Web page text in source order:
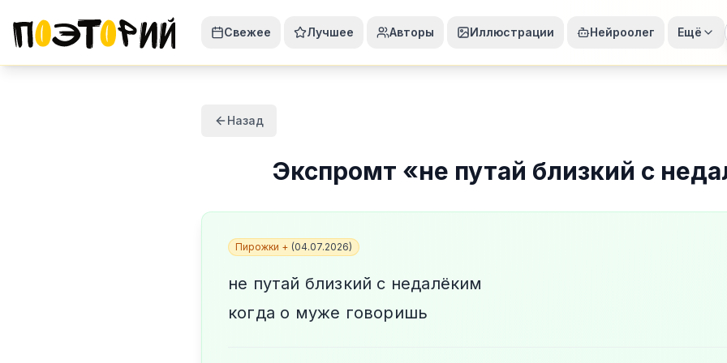
Свежее Лучшее Авторы Иллюстрации Нейроолег Ещё
Назад
Экспромт «не путай близкий с
Пирожки + (04.07.2026)
не путай близкий с недалёким
когда о муже говоришь